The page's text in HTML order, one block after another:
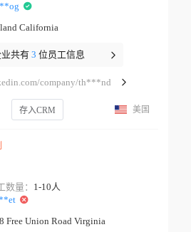
California
共有3 位员工信息
company/th***nd
存入CRM 美国
数量： 1-10人
Free Union Road Virginia